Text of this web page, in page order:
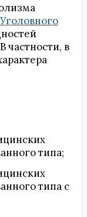
частности, в
типа;
типа с